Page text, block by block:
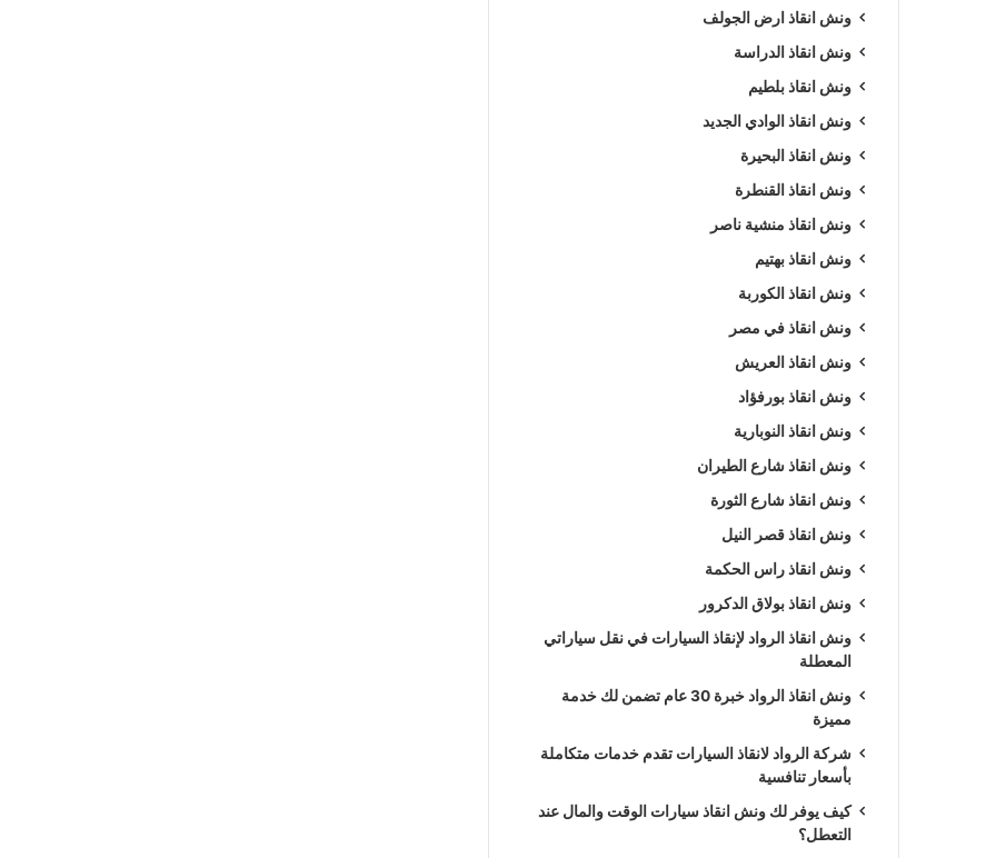
ونش انقاذ ارض الجولف
ونش انقاذ الدراسة
ونش انقاذ بلطيم
ونش انقاذ الوادي الجديد
ونش انقاذ البحيرة
ونش انقاذ القنطرة
ونش انقاذ منشية ناصر
ونش انقاذ بهتيم
ونش انقاذ الكوربة
ونش انقاذ في مصر
ونش انقاذ العريش
ونش انقاذ بورفؤاد
ونش انقاذ النوبارية
ونش انقاذ شارع الطيران
ونش انقاذ شارع الثورة
ونش انقاذ قصر النيل
ونش انقاذ راس الحكمة
ونش انقاذ بولاق الدكرور
ونش انقاذ الرواد لإنقاذ السيارات في نقل سياراتي
المعطلة
ونش انقاذ الرواد خبرة 30 عام تضمن لك خدمة
مميزة
شركة الرواد لانقاذ السيارات تقدم خدمات متكاملة
بأسعار تنافسية
كيف يوفر لك ونش انقاذ سيارات الوقت والمال عند
التعطل؟